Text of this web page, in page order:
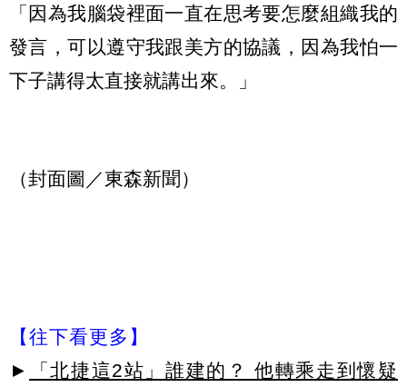
「因為我腦袋裡面一直在思考要怎麼組織我的
發言，可以遵守我跟美方的協議，因為我怕一
下子講得太直接就講出來。」
（封面圖／東森新聞）
【往下看更多】
►
「北捷這2站」誰建的？ 他轉乘走到懷疑